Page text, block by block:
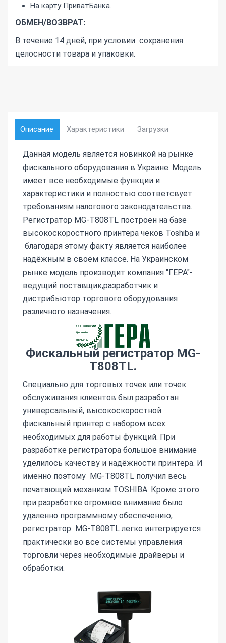
На карту ПриватБанка.
ОБМЕН/ВОЗВРАТ:
В течение 14 дней, при условии сохранения
целосности товара и упаковки.
Описание Характеристики Загрузки
Данная модель является новинкой на рынке
фискального оборудования в Украине. Модель
имеет все необходимые функции и
характеристики и полностью соответсвует
требованиям налогового законодательства.
Регистратор MG-T808TL построен на базе
высокоскоростного принтера чеков Toshiba и
благодаря этому факту является наиболее
надёжным в своём классе. На Украинском
рынке модель производит компания "ГЕРА"-
ведущий поставщик,разработчик и
дистрибьютор торгового оборудования
различного назначения.
Фискальный регистратор MG-
T808TL.
Специально для торговых точек или точек
обслуживания клиентов был разработан
универсальный, высокоскоростной
фискальный принтер с набором всех
необходимых для работы функций. При
разработке регистратора большое внимание
уделилось качеству и надёжности принтера. И
именно поэтому MG-T808TL получил весь
печатающий механизм TOSHIBA. Кроме этого
при разработке огромное внимание было
удаленно программному обеспечению,
регистратор MG-T808TL легко интегрируется
практически во все системы управления
торговли через необходимые драйверы и
обработки.